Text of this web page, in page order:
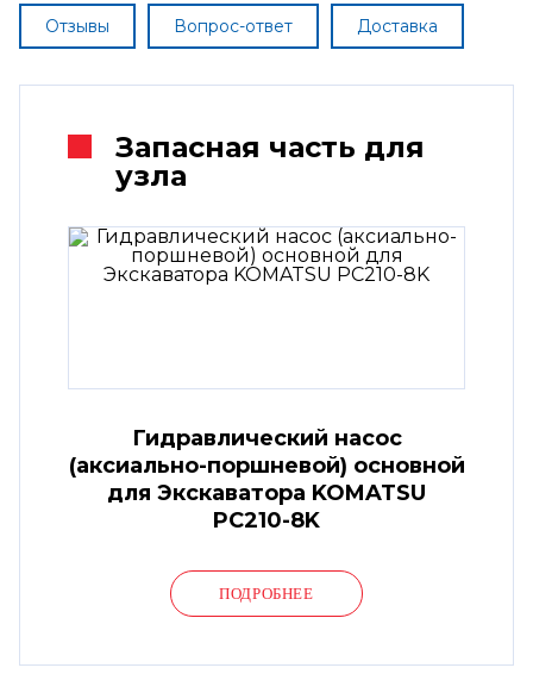
Отзывы Вопрос-ответ Доставка
Запасная часть для
узла
Гидравлический насос
(аксиально-поршневой) основной
для Экскаватора KOMATSU
PC210-8K
ПОДРОБНЕЕ